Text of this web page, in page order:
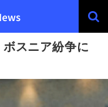
スニア紛争に